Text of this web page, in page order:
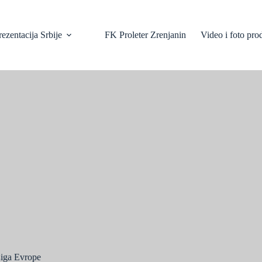
Srbije FK Proleter Zrenjanin Video i foto
Evrope